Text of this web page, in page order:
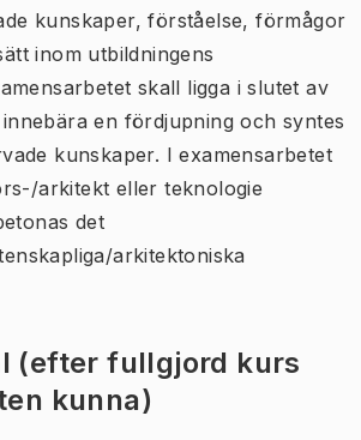
kunskaper, förståelse, förmågor
inom utbildningens
skall ligga i slutet av
en fördjupning och syntes
kunskaper. I examensarbetet
arkitekt eller teknologie
det
arkitektoniska
(efter fullgjord kurs
kunna)